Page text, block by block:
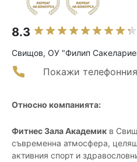
8.3
Свищов, ОУ "Филип
Покажи
Относно компанията:
Фитнес Зала Академик в
съвременна атмосфера,
активния спорт и